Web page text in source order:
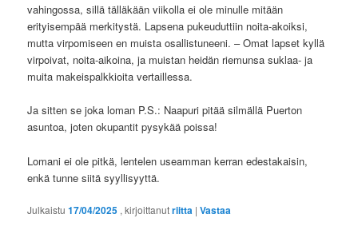
vahingossa, sillä tälläkään viikolla ei ole minulle mitään
erityisempää merkitystä. Lapsena pukeuduttiin noita-akoiksi,
mutta virpomiseen en muista osallistuneeni. – Omat lapset kyllä
virpoivat, noita-aikoina, ja muistan heidän riemunsa suklaa- ja
muita makeispalkkioita vertaillessa.
Ja sitten se joka loman P.S.: Naapuri pitää silmällä Puerton
asuntoa, joten okupantit pysykää poissa!
Lomani ei ole pitkä, lentelen useamman kerran edestakaisin,
enkä tunne siitä syyllisyyttä.
Julkaistu17/04/2025 , kirjoittanutriitta |Vastaa